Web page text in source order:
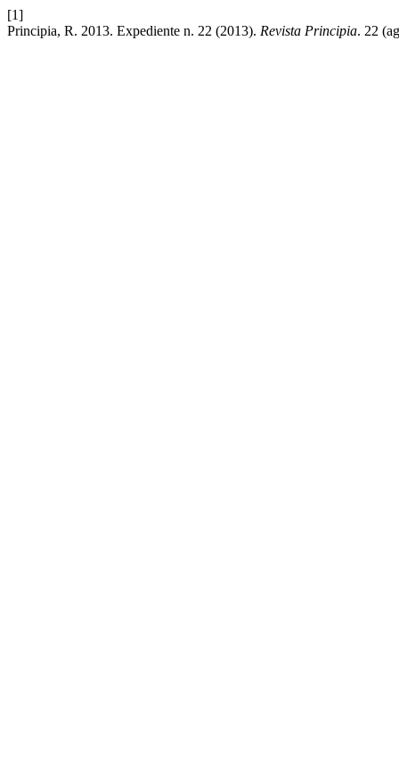
[1]
Principia, R. 2013. Expediente n. 22 (2013). Revista Principia. 22